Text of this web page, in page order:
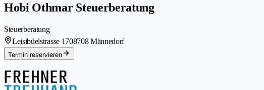
Hobi Othmar Steuerberatung
Steuerberatung
Leisibüelstrasse 1708708 Männedorf
Termin reservieren